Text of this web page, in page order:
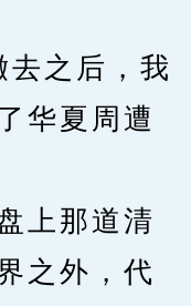
之后，我
华夏周遭
那道清
之外，代